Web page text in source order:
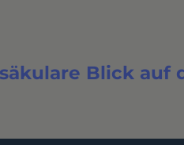
Blick auf